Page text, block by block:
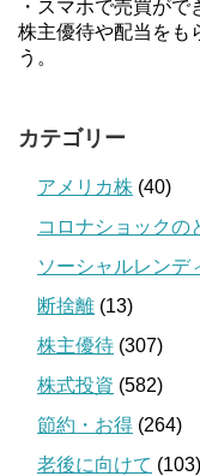
・スマホで売買がで
株主優待や配当をも
う。
カテゴリー
アメリカ株 (40)
コロナショックの
ソーシャルレンデ
断捨離 (13)
株主優待 (307)
株式投資 (582)
節約・お得 (264)
老後に向けて (103)